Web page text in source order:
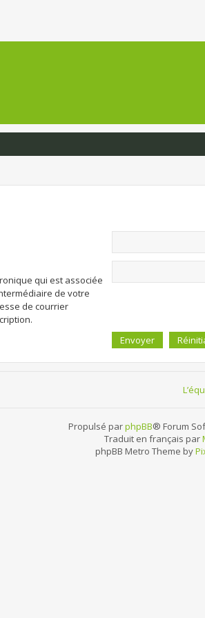
qui est associée
de votre
de courrier
Propulsé parphpBB® Forum
Traduit en français par
phpBB Metro Theme by